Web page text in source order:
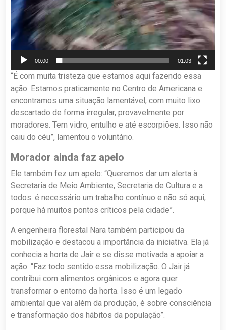
00:00 01:03
“É com muita tristeza que estamos aqui fazendo essa
ação. Estamos praticamente no Centro de Americana e
encontramos uma situação lamentável, com muito lixo
descartado de forma irregular, provavelmente por
moradores. Tem vidro, entulho e até escorpiões. Isso não
caiu do céu”, lamentou o voluntário.
Morador ainda faz apelo
Ele também fez um apelo: “Queremos dar um alerta à
Secretaria de Meio Ambiente, Secretaria de Cultura e a
todos: é necessário um trabalho contínuo e não só aqui,
porque há muitos pontos críticos pela cidade”.
A engenheira florestal Nara também participou da
mobilização e destacou a importância da iniciativa. Ela já
conhecia a horta de Jair e se disse motivada a apoiar a
ação: “Faz todo sentido essa mobilização. O Jair já
contribui com alimentos orgânicos e agora quer
transformar o entorno da horta. Isso é um legado
ambiental que vai além da produção, é sobre consciência
e transformação dos hábitos da população”.